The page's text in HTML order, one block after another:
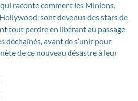
raconte comment les Minions,
sont devenus des stars de
tout perdre en libérant au passage
déchaînés, avant de s’unir pour
de ce nouveau désastre à leur